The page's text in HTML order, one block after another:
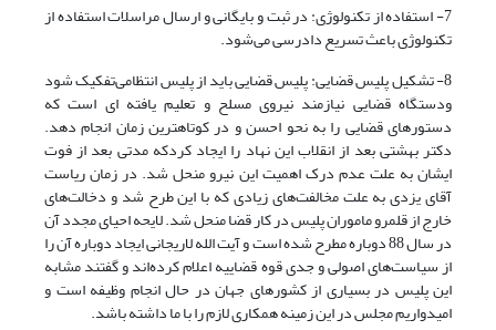
7- استفاده از تکنولوژی: در ثبت و بایگانی و ارسال مراسلات استفاده از
تکنولوژی باعث تسریع دادرسی می‌‌‌شود.
8- تشکیل پلیس قضایی: پلیس قضایی باید از پلیس انتظامی‌‌‌تفکیک شود
ودستگاه قضایی نیازمند نیروی مسلح و تعلیم یافته ای است که
دستورهای قضایی را به نحو احسن و در کوتاهترین زمان انجام دهد.
دکتر بهشتی بعد از انقلاب این نهاد را ایجاد کردکه مدتی بعد از فوت
ایشان به علت عدم درک اهمیت این نیرو منحل شد. در زمان ریاست
آقای یزدی به علت مخالفت‌های زیادی که با این طرح شد و دخالت‌های
خارج از قلمرو ماموران پلیس در کار قضا منحل شد. لایحه احیای مجدد آن
در سال 88 دوباره مطرح شده است و آیت الله لاریجانی ایجاد دوباره آن را
از سیاست‌های اصولی و جدی قوه قضاییه اعلام کرده‌اند و گفتند مشابه
این پلیس در بسیاری از کشورهای جهان در حال انجام وظیفه است و
امیدواریم مجلس در این زمینه همکاری لازم را با ما داشته باشد.